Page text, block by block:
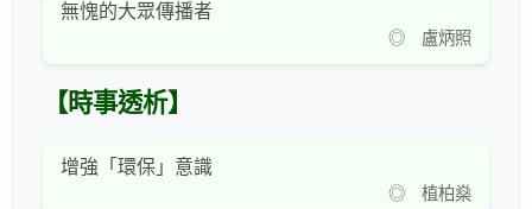
無愧的大眾傳播者
◎ 盧炳照
【時事透析】
增強「環保」意識
◎ 植柏燊